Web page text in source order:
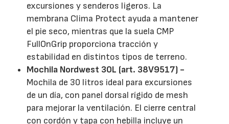
excursiones y senderos ligeros. La
membrana Clima Protect ayuda a mantener
el pie seco, mientras que la suela CMP
FullOnGrip proporciona tracción y
estabilidad en distintos tipos de terreno.
Mochila Nordwest 30L (art. 38V9517) -
Mochila de 30 litros ideal para excursiones
de un día, con panel dorsal rígido de mesh
para mejorar la ventilación. El cierre central
con cordón y tapa con hebilla incluye un